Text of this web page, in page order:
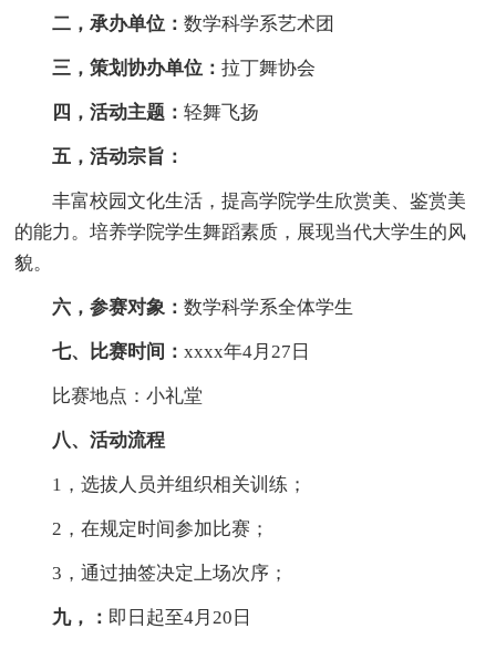
二，承办单位：数学科学系艺术团
三，策划协办单位：拉丁舞协会
四，活动主题：轻舞飞扬
五，活动宗旨：
丰富校园文化生活，提高学院学生欣赏美、鉴赏美
的能力。培养学院学生舞蹈素质，展现当代大学生的风
貌。
六，参赛对象：数学科学系全体学生
七、比赛时间：xxxx年4月27日
比赛地点：小礼堂
八、活动流程
1，选拔人员并组织相关训练；
2，在规定时间参加比赛；
3，通过抽签决定上场次序；
九，： 即日起至4月20日